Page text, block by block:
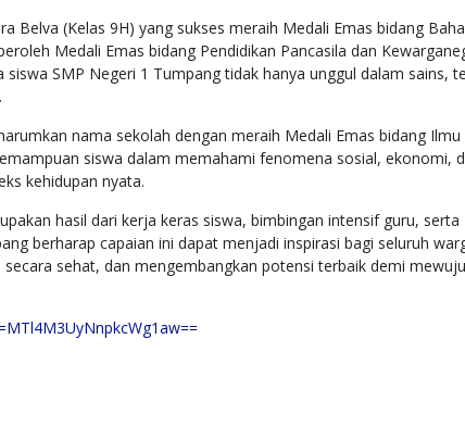
Belva (Kelas 9H) yang sukses meraih Medali Emas bidang
Medali Emas bidang Pendidikan Pancasila dan
SMP Negeri 1 Tumpang tidak hanya unggul dalam sains,
nama sekolah dengan meraih Medali Emas bidang Ilmu
siswa dalam memahami fenomena sosial, ekonomi,
kehidupan nyata.
hasil dari kerja keras siswa, bimbingan intensif guru, serta
berharap capaian ini dapat menjadi inspirasi bagi seluruh
sehat, dan mengembangkan potensi terbaik demi